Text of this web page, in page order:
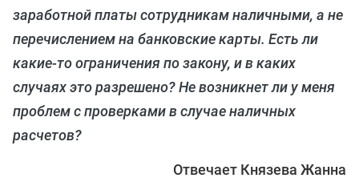
заработной платы сотрудникам наличными, а не
перечислением на банковские карты. Есть ли
какие-то ограничения по закону, и в каких
случаях это разрешено? Не возникнет ли у меня
проблем с проверками в случае наличных
расчетов?
Отвечает Князева Жанна